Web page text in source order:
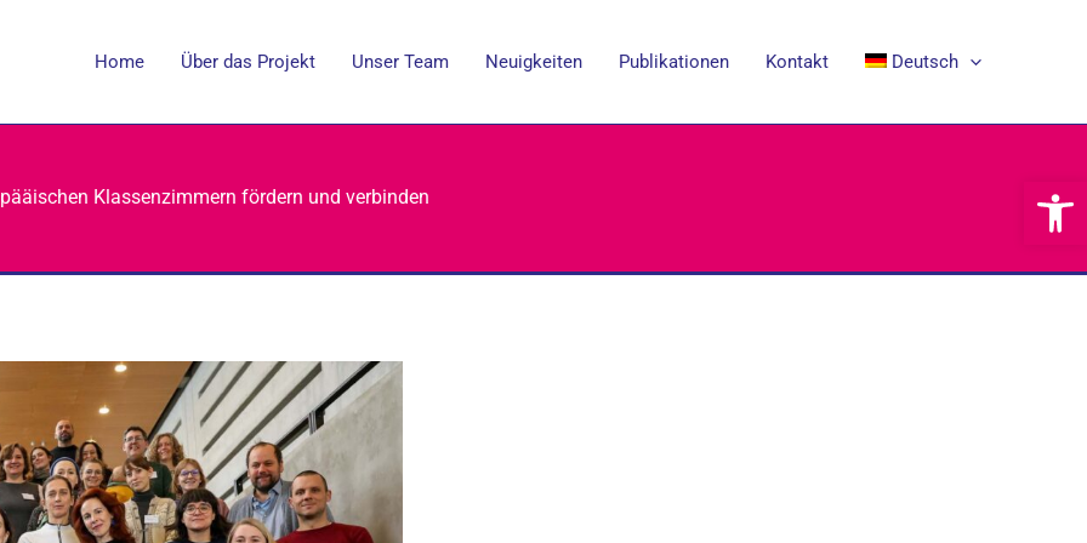
Home Über das Projekt Unser Team Neuigkeiten Publikationen Kontakt Deutsch
Klassenzimmern fördern und verbinden